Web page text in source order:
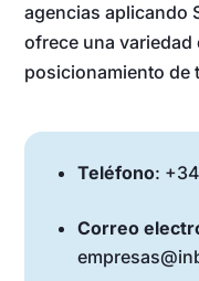
agencias aplicando
ofrece una variedad
posicionamiento de
Teléfono:
Correo